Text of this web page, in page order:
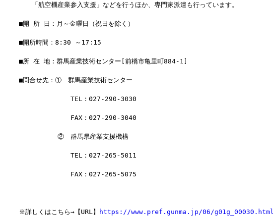
「航空機産業参入支援」などを行うほか、専門家派遣も行っています。
■開 所 日：月～金曜日（祝日を除く）
■開所時間：8:30 ～17:15
■所 在 地：群馬産業技術センター[前橋市亀里町884-1]
■問合せ先：①　群馬産業技術センター
TEL：027-290-3030
FAX：027-290-3040
②　群馬県産業支援機構
TEL：027-265-5011
FAX：027-265-5075
※詳しくはこちら→【URL】 https://www.pref.gunma.jp/06/g01g_00030.html